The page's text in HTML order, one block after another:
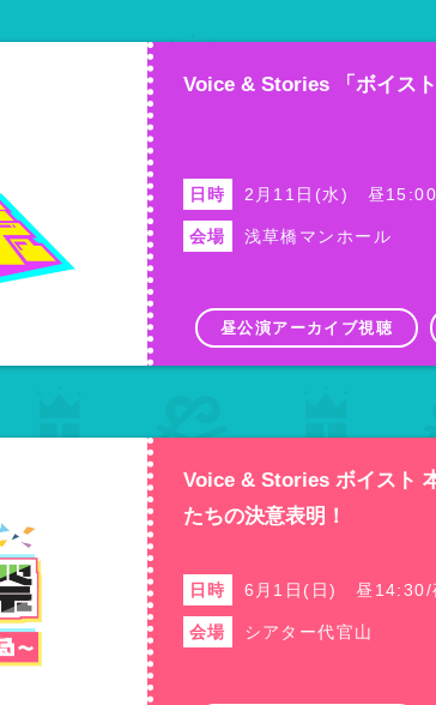
Voice & Stories 「ボイスト
日時 2月11日(水) 昼
会場 浅草橋マンホール
昼公演アーカイブ視聴
Voice & Stories ボイスト
たちの決意表明！
日時 6月1日(日) 昼14:30/
会場 シアター代官山